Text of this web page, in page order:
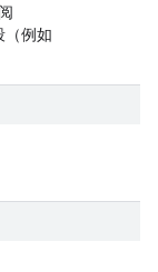
（例如